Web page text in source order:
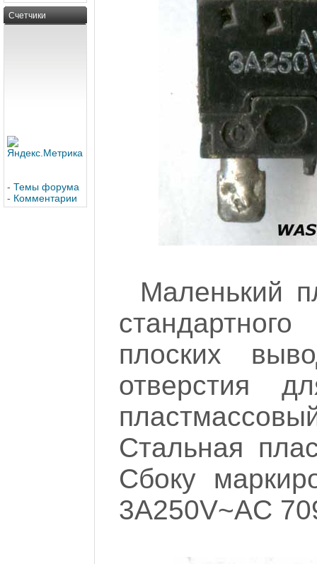
Счетчики
- Темы форума
- Комментарии
Маленький
плоских
отверстия
Стальная
Сбоку
3A250V~AC